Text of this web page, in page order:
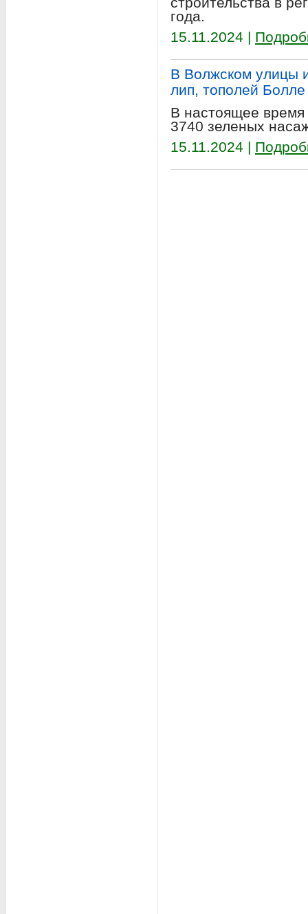
года.
15.11.2024 |
В Волжском улицы
лип, тополей
В настоящее
3740 зеленых
15.11.2024 |